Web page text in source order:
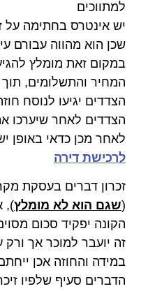
למתווכים
יש אינטרס בחתימה על
שכן הוא מהווה עבורם
במקום זאת מומלץ
המחיר והתשלומים, תוך
הצדדים יגיעו לנוסח
הצדדים לאחר שיערכו
לאחר מכן כדאי באופן
לרכישת דירה
זכרון דברים בעסקת
(שגם הוא לא מומלץ),
הקונה יפקיד סכום
זה יועבר למוכר אך
במידה והחוזה אכן
הדברים סעיף שלפיו